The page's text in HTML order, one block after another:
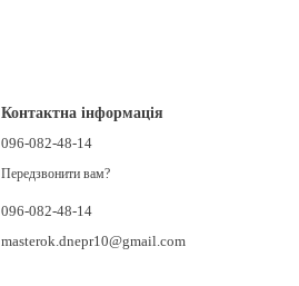
Контактна інформація
096-082-48-14
Передзвонити вам?
096-082-48-14
masterok.dnepr10@gmail.com